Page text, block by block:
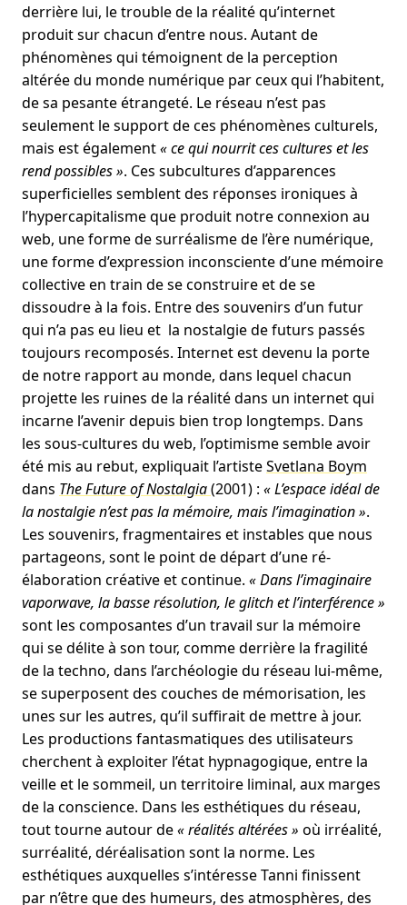
derrière lui, le trouble de la réalité qu’internet
produit sur chacun d’entre nous. Autant de
phénomènes qui témoignent de la perception
altérée du monde numérique par ceux qui l’habitent,
de sa pesante étrangeté. Le réseau n’est pas
seulement le support de ces phénomènes culturels,
mais est également« ce qui nourrit ces cultures et les
rend possibles ». Ces subcultures d’apparences
superficielles semblent des réponses ironiques à
l’hypercapitalisme que produit notre connexion au
web, une forme de surréalisme de l’ère numérique,
une forme d’expression inconsciente d’une mémoire
collective en train de se construire et de se
dissoudre à la fois. Entre des souvenirs d’un futur
qui n’a pas eu lieu et la nostalgie de futurs passés
toujours recomposés. Internet est devenu la porte
de notre rapport au monde, dans lequel chacun
projette les ruines de la réalité dans un internet qui
incarne l’avenir depuis bien trop longtemps. Dans
les sous-cultures du web, l’optimisme semble avoir
été mis au rebut, expliquait l’artisteSvetlana Boym
dans The Future of Nostalgia(2001) : « L’espace idéal de
la nostalgie n’est pas la mémoire, mais l’imagination ».
Les souvenirs, fragmentaires et instables que nous
partageons, sont le point de départ d’une ré-
élaboration créative et continue. « Dans l’imaginaire
vaporwave, la basse résolution, le glitch et l’interférence »
sont les composantes d’un travail sur la mémoire
qui se délite à son tour, comme derrière la fragilité
de la techno, dans l’archéologie du réseau lui-même,
se superposent des couches de mémorisation, les
unes sur les autres, qu’il suffirait de mettre à jour.
Les productions fantasmatiques des utilisateurs
cherchent à exploiter l’état hypnagogique, entre la
veille et le sommeil, un territoire liminal, aux marges
de la conscience. Dans les esthétiques du réseau,
tout tourne autour de« réalités altérées » où irréalité,
surréalité, déréalisation sont la norme. Les
esthétiques auxquelles s’intéresse Tanni finissent
par n’être que des humeurs, des atmosphères, des